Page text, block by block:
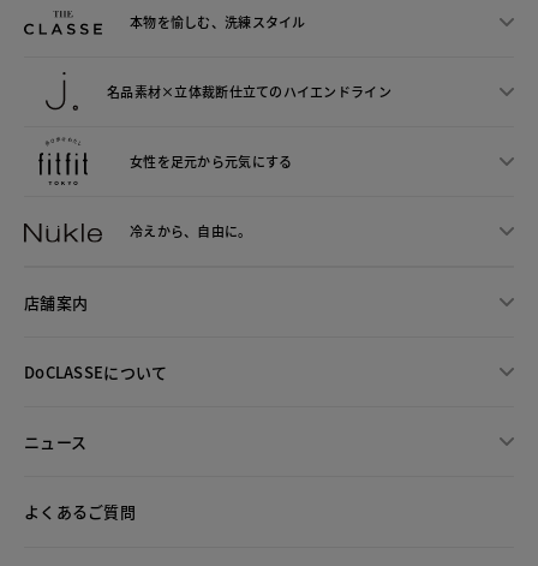
本物を愉しむ、洗練スタイル
名品素材×立体裁断仕立てのハイエンドライン
女性を足元から元気にする
冷えから、 自由に。
店舗案内
DoCLASSEについて
ニュース
よくあるご質問